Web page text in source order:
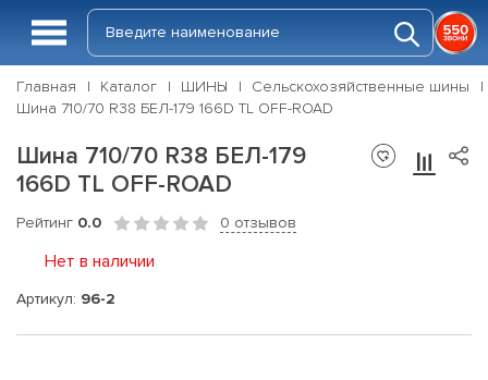
Главная Каталог ШИНЫ
Сельскохозяйственные шины
Шина 710/70 R38 БЕЛ-179 166D TL OFF-ROAD
Шина 710/70 R38 БЕЛ-179
166D TL OFF-ROAD
Рейтинг 0.0 0 отзывов
Нет в наличии
Артикул: 96-2